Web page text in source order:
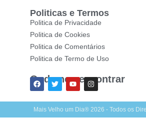
Politicas e Termos
Politica de Privacidade
Politica de Cookies
Politica de Comentários
Politica de Termo de Uso
Onde nos encontrar
Mais Velho um Dia® 2026 - Todos os